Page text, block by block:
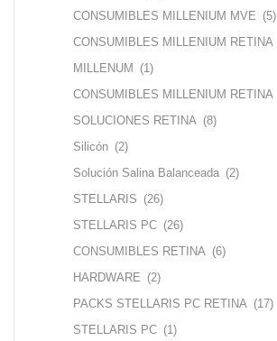
CONSUMIBLES MILLENIUM MVE (5)
CONSUMIBLES MILLENIUM RETINA
MILLENUM (1)
CONSUMIBLES MILLENIUM RETINA
SOLUCIONES RETINA (8)
Silicón (2)
Solución Salina Balanceada (2)
STELLARIS (26)
STELLARIS PC (26)
CONSUMIBLES RETINA (6)
HARDWARE (2)
PACKS STELLARIS PC RETINA (17)
STELLARIS PC (1)